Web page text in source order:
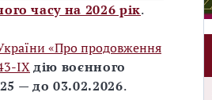
часу на 2026 рік.
«Про продовження
IXдію воєнного
— до 03.02.2026.